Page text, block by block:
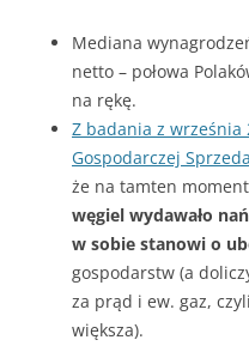
Mediana
netto – połowa
na rękę.
Z badania z września
Gospodarczej
że na tamten moment
węgiel wydawało
w sobie stanowi o
gospodarstw (a
za prąd i ew. gaz,
większa).